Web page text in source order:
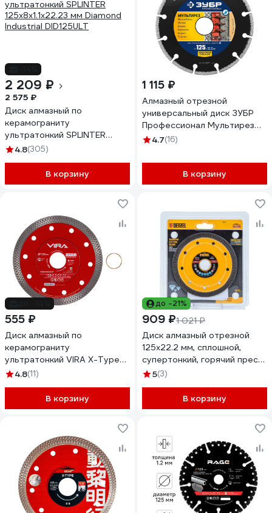
2 209 ₽
2 575 ₽
Диск алмазный по
керамограниту
ультратонкий SPLINTER
125x8x1.1x22.23 мм Diamond
4.8(305)
В корзину
1 115 ₽
Алмазный отрезной
универсальный диск ЗУБР
Профессионал Мультирез
125 мм 36660-125_z01
4.7(16)
В корзину
555 ₽
Диск алмазный по
керамограниту
ультратонкий VIRA X-Type
125х1.2 мм 605122
4.8(11)
В корзину
до -21%
909 ₽1 021 ₽
Диск алмазный отрезной
125x22.2 мм, сплошной,
супертонкий, горячий пресс,
сухой/мокрый рез Denzel
5(3)
В корзину